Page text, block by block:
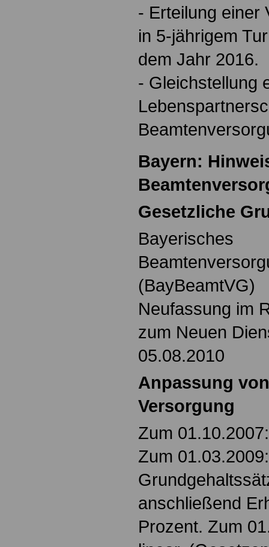
- Erteilung einer
in 5-jährigem
dem Jahr 2016.
- Gleichstellung
Bayern:
Gesetzliche
Bayerisches
(BayBeamtVG)
Neufassung im
zum Neuen
05.08.2010
Anpassung
Versorgung
Zum
Zum
anschließend
Prozent. Zum